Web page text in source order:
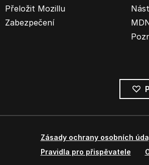
Přeložit Mozillu
Zabezpečení
Zásady ochrany osobních
Pravidla pro přispěvatele